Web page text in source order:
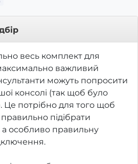
весь комплект для
важливий
можуть попросити
консолі (так щоб було
Це потрібно для того щоб
підібрати
а особливо правильну